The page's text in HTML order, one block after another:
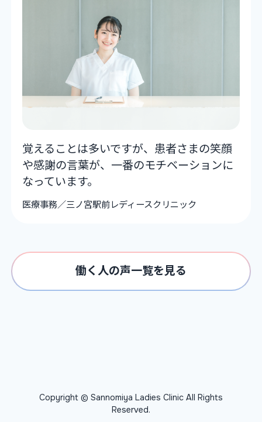
覚えることは多いですが、患者さまの笑顔
や感謝の言葉が、一番のモチベーションに
なっています。
医療事務／三ノ宮駅前レディースクリニック
働く人の声一覧を見る
Copyright © Sannomiya Ladies Clinic All Rights
Reserved.